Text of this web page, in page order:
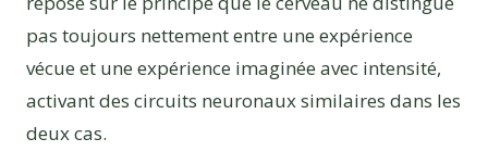
pas toujours nettement entre une expérience
vécue et une expérience imaginée avec intensité,
activant des circuits neuronaux similaires dans les
deux cas.